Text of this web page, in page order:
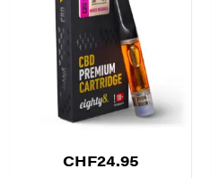
CHF24.95